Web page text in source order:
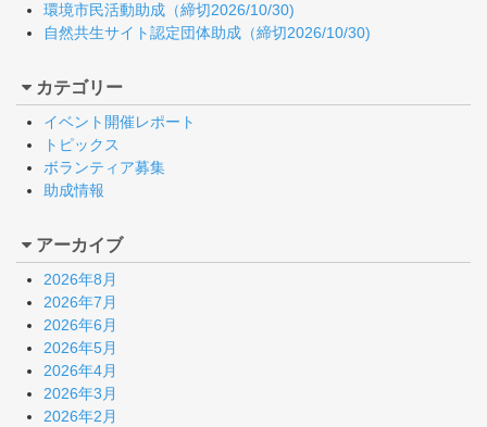
環境市民活動助成（締切2026/10/30)
自然共生サイト認定団体助成（締切2026/10/30)
カテゴリー
イベント開催レポート
トピックス
ボランティア募集
助成情報
アーカイブ
2026年8月
2026年7月
2026年6月
2026年5月
2026年4月
2026年3月
2026年2月